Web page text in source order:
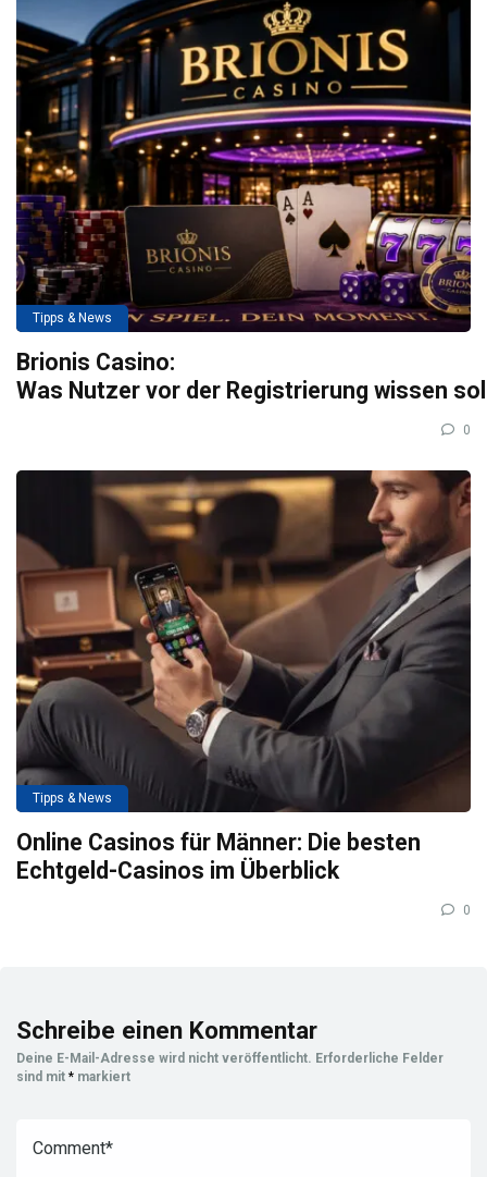
Tipps & News
Brionis Casino:
Was Nutzer vor der Registrierung wissen
0
Tipps & News
Online Casinos für Männer: Die besten
Echtgeld-Casinos im Überblick
0
Schreibe einen Kommentar
Deine E-Mail-Adresse wird nicht veröffentlicht. Erforderliche Felder
sind mit * markiert